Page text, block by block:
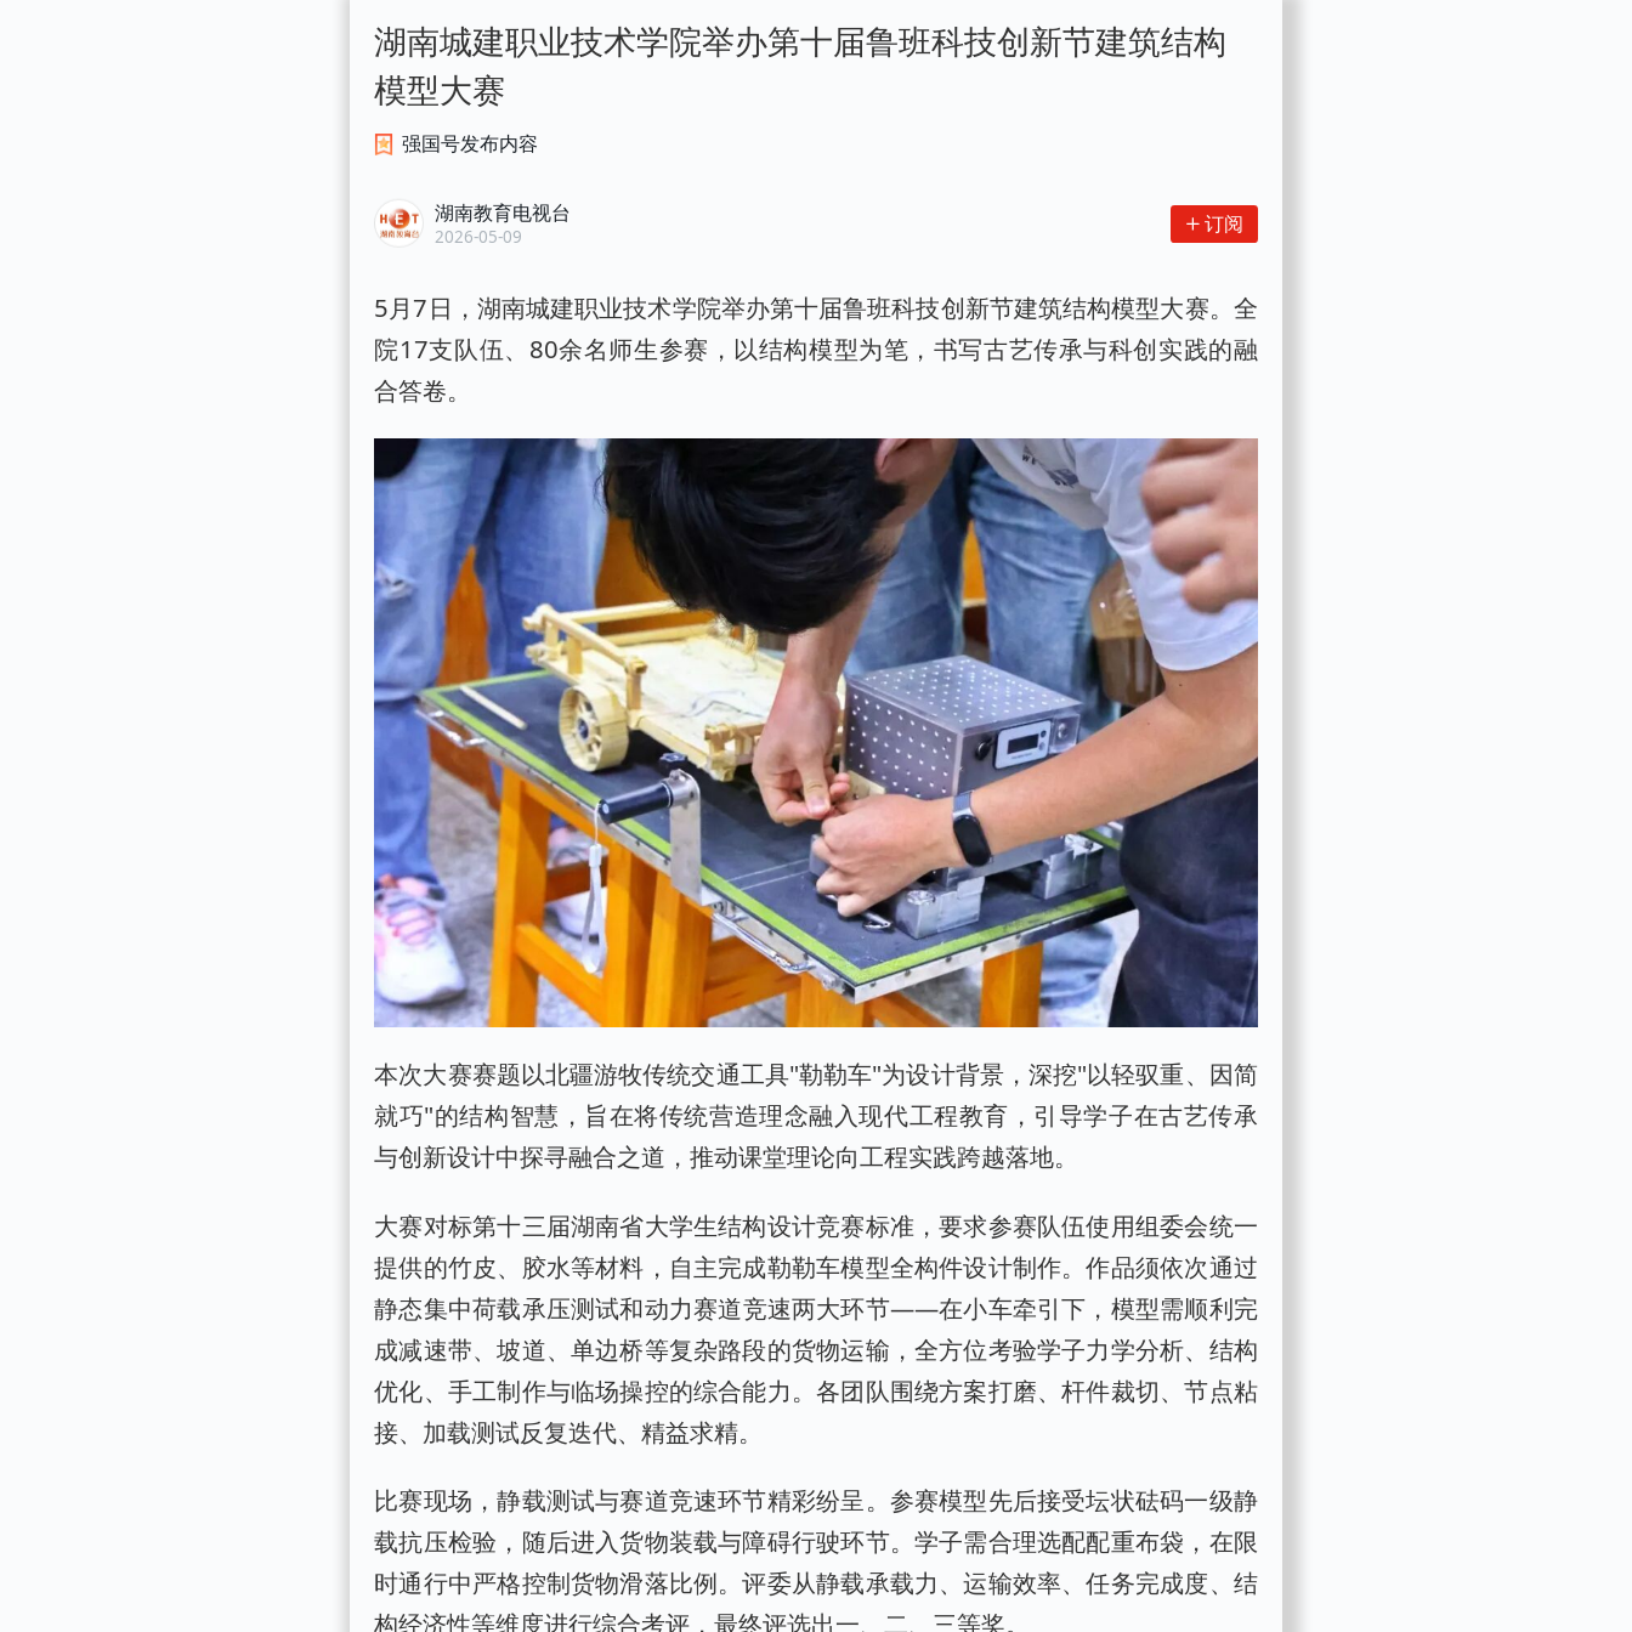
湖南城建职业技术学院举办第十届鲁班科技创新节建筑结构
模型大赛
强国号发布内容
湖南教育电视台
2026-05-09 订阅
5月7日，湖南城建职业技术学院举办第十届鲁班科技创新节建筑结构模型大赛。全
院17支队伍、80余名师生参赛，以结构模型为笔，书写古艺传承与科创实践的融
合答卷。
本次大赛赛题以北疆游牧传统交通工具"勒勒车"为设计背景，深挖"以轻驭重、因简
就巧"的结构智慧，旨在将传统营造理念融入现代工程教育，引导学子在古艺传承
与创新设计中探寻融合之道，推动课堂理论向工程实践跨越落地。
大赛对标第十三届湖南省大学生结构设计竞赛标准，要求参赛队伍使用组委会统一
提供的竹皮、胶水等材料，自主完成勒勒车模型全构件设计制作。作品须依次通过
静态集中荷载承压测试和动力赛道竞速两大环节——在小车牵引下，模型需顺利完
成减速带、坡道、单边桥等复杂路段的货物运输，全方位考验学子力学分析、结构
优化、手工制作与临场操控的综合能力。各团队围绕方案打磨、杆件裁切、节点粘
接、加载测试反复迭代、精益求精。
比赛现场，静载测试与赛道竞速环节精彩纷呈。参赛模型先后接受坛状砝码一级静
载抗压检验，随后进入货物装载与障碍行驶环节。学子需合理选配配重布袋，在限
时通行中严格控制货物滑落比例。评委从静载承载力、运输效率、任务完成度、结
构经济性等维度进行综合考评，最终评选出一、二、三等奖。